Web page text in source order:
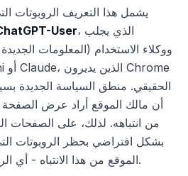
يشمل هذا التعريف الروبوتات
User، الذي يجلب
المعلومات الجديدة بناءً
الحقيقي. منطق السياسة الجديدة
أن مالك الموقع أراد عرض
من انتباهه. لذلك، على الصفحات
الموقع من هذا الانتباه - أي الروبوتات التعليمية والوكيلية.